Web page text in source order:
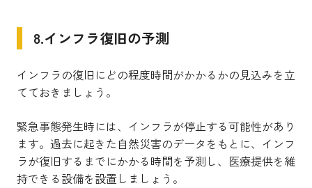
8.インフラ復旧の予測
インフラの復旧にどの程度時間がかかるかの見込みを立
てておきましょう。
緊急事態発生時には、インフラが停止する可能性があり
ます。過去に起きた自然災害のデータをもとに、インフ
ラが復旧するまでにかかる時間を予測し、医療提供を維
持できる設備を設置しましょう。